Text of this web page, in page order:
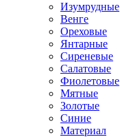
Изумрудные
Венге
Ореховые
Янтарные
Сиреневые
Салатовые
Фиолетовые
Мятные
Золотые
Синие
Материал